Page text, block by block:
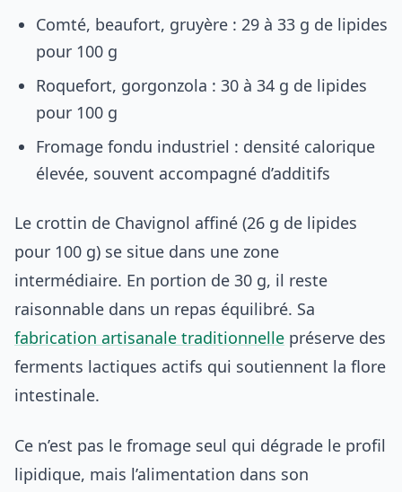
Comté, beaufort, gruyère : 29 à 33 g de lipides
pour 100 g
Roquefort, gorgonzola : 30 à 34 g de lipides
pour 100 g
Fromage fondu industriel : densité calorique
élevée, souvent accompagné d’additifs
Le crottin de Chavignol affiné (26 g de lipides
pour 100 g) se situe dans une zone
intermédiaire. En portion de 30 g, il reste
raisonnable dans un repas équilibré. Sa
fabrication artisanale traditionnelle préserve des
ferments lactiques actifs qui soutiennent la flore
intestinale.
Ce n’est pas le fromage seul qui dégrade le profil
lipidique, mais l’alimentation dans son